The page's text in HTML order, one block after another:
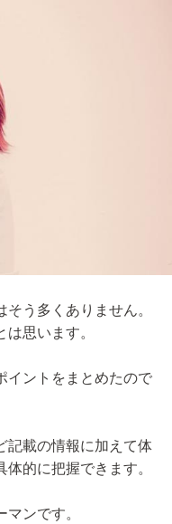
う多くありません。
思います。
イントをまとめたので
記載の情報に加えて体
的に把握できます。
ンです。